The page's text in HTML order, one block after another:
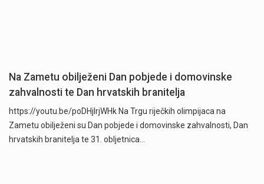
Na Zametu obilježeni Dan pobjede i domovinske
zahvalnosti te Dan hrvatskih branitelja
https://youtu.be/poDHjlrjWHk Na Trgu riječkih olimpijaca na
Zametu obilježeni su Dan pobjede i domovinske zahvalnosti, Dan
hrvatskih branitelja te 31. obljetnica…